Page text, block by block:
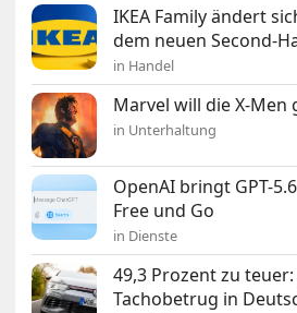
IKEA Family ändert
dem neuen Second-
in Handel
Marvel will die X-Men
in Unterhaltung
OpenAI bringt GPT-
Free und Go
in Dienste
49,3 Prozent zu
Tachobetrug in